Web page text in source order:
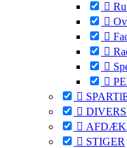









 STIGER